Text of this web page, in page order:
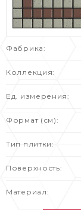
Фабрика:
Коллекция:
Ед. измерения:
Формат (см):
Тип плитки:
Поверхность:
Материал: